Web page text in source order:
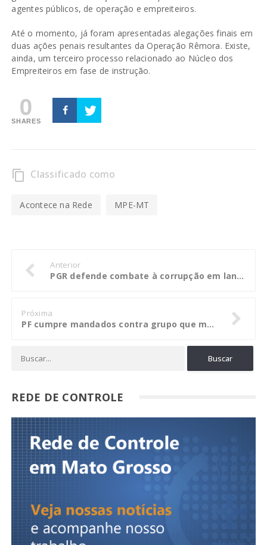
agentes públicos, de operação e empreiteiros.
Até o momento, já foram apresentadas alegações finais em
duas ações penais resultantes da Operação Rêmora. Existe,
ainda, um terceiro processo relacionado ao Núcleo dos
Empreiteiros em fase de instrução.
0
SHARES
content_copy Classificado como
Acontece na Rede MPE-MT
Anterior
PGR defende combate à corrupção em lançamento de campanha no CNMP
Próxima
PF cumpre mandados contra grupo que movimentou mais de R$ 380 milhões em fraudes no Ceará e outros estados
REDE DE CONTROLE